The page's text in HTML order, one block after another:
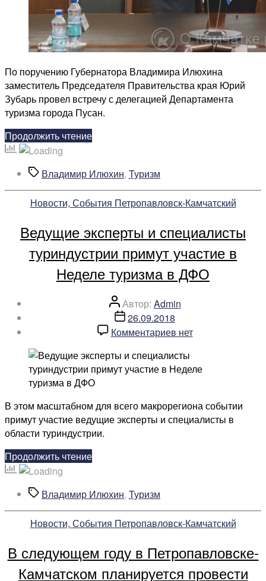
По поручению Губернатора Владимира Илюхина
заместитель Председателя Правительства края Юрий
Зубарь провел встречу с делегацией Департамента
туризма города Пусан.
Продолжить чтение«О
авиарейса
Петропавловск-
Камчатский
Пусан
договорились
власти
Камчатки
и
Республики
Корея»
МеткиВладимир Илюхин, Туризм
Рубрики
Новости, События Петропавловск-Камчатский
Ведущие эксперты и специалисты
туриндустрии примут участие в
Неделе туризма в ДФО
Автор
записи
Автор: Admin
Дата
записи
26.09.2018
Комментариевк
Ведущие
эксперты
специалисты
туриндустрии
примут
ДФО
нет
В этом масштабном для всего макрорегиона событии
примут участие ведущие эксперты и специалисты в
области туриндустрии.
Продолжить чтение«Ведущие
специалисты
туриндустрии
примут
в
Неделе
МеткиВладимир Илюхин, Туризм
Рубрики
Новости, События Петропавловск-Камчатский
В следующем году в Петропавловске-
Камчатском планируется провести